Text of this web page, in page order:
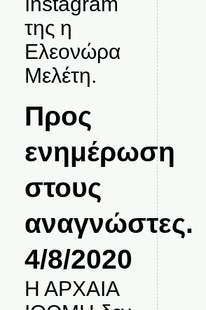
της η
Ελεονώρα
Μελέτη.
Προς
ενημέρωση
στους
αναγνώστες.
4/8/2020
Η ΑΡΧΑΙΑ